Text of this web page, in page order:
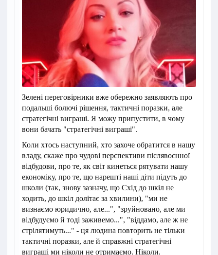
Зелені переговірники вже обережно заявляють про
подальші болючі рішення, тактичні поразки, але
стратегічні виграші. Я можу припустити, в чому
вони бачать "стратегічні виграші".
Коли хтось наступний, хто захоче обратится в нашу
владу, скаже про чудові перспективи післявоєнної
відбудови, про те, як світ кинеться рятувати нашу
економіку, про те, що нарешті наші діти підуть до
школи (так, знову зазначу, що Схід до шкіл не
ходить, до шкіл долітає за хвилини), "ми не
визнаємо юридично, але...", "зруйновано, але ми
відбудуємо й тоді заживемо...", "віддамо, але ж не
стрілятимуть..." - ця людина повторить не тільки
тактичні поразки, але й справжні стратегічні
виграші ми ніколи не отримаємо. Ніколи.